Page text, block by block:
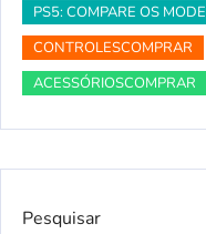
PS5: COMPARE OS
CONTROLESCOMPRAR
ACESSÓRIOSCOMPRAR
Pesquisar